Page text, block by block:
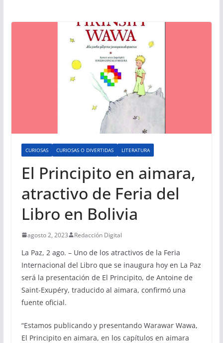
CURIOSAS CURIOSAS O DIVERTIDAS LITERATURA
El Principito en aimara,
atractivo de Feria del
Libro en Bolivia
agosto 2, 2023 Redacción Digital
La Paz, 2 ago. – Uno de los atractivos de la Feria
Internacional del Libro que se inaugura hoy en La Paz
será la presentación de El Principito, de Antoine de
Saint-Exupéry, traducido al aimara, confirmó una
fuente oficial.
“Estamos publicando y presentando Warawar Wawa,
El Principito en aimara, en los capítulos en aimara